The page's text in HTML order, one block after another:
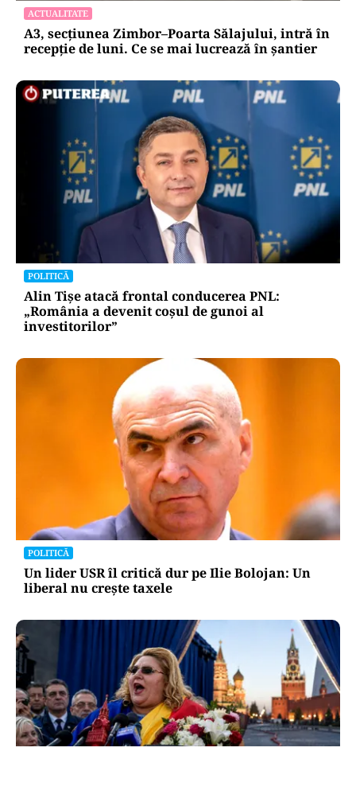
ACTUALITATE
A3, secțiunea Zimbor–Poarta Sălajului, intră în
recepție de luni. Ce se mai lucrează în șantier
POLITICĂ
Alin Tișe atacă frontal conducerea PNL:
„România a devenit coșul de gunoi al
investitorilor”
POLITICĂ
Un lider USR îl critică dur pe Ilie Bolojan: Un
liberal nu crește taxele